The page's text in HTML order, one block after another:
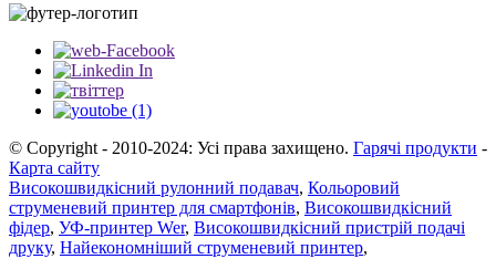
© Copyright - 2010-2024: Усі права захищено. Гарячі продукти -
Карта сайту
Високошвидкісний рулонний подавач, Кольоровий
струменевий принтер для смартфонів, Високошвидкісний
фідер, УФ-принтер Wer, Високошвидкісний пристрій подачі
друку, Найекономніший струменевий принтер,